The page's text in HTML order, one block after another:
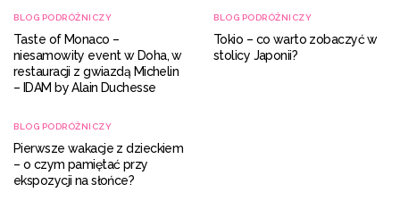
BLOG PODRÓŻNICZY
Taste of Monaco –
niesamowity event w Doha, w
restauracji z gwiazdą Michelin
– IDAM by Alain Duchesse
BLOG PODRÓŻNICZY
Tokio – co warto zobaczyć w
stolicy Japonii?
BLOG PODRÓŻNICZY
Pierwsze wakacje z dzieckiem
– o czym pamiętać przy
ekspozycji na słońce?